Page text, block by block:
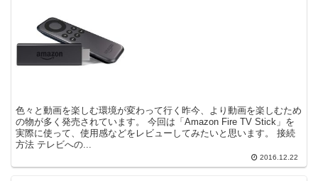
色々と動画を楽しむ環境が変わって行く昨今、より動画を楽しむため
の物が多く発売されています。 今回は「Amazon Fire TV Stick」を
実際に使って、使用感などをレビューしてみたいと思います。 接続
方法 テレビへの...
2016.12.22